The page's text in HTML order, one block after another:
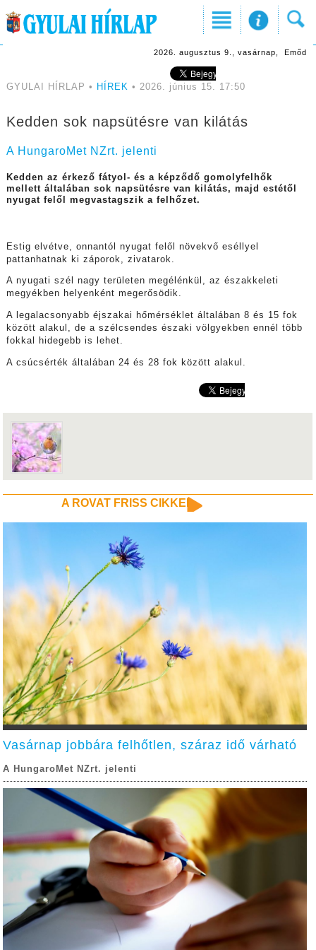
2026. augusztus 9., vasárnap, Emőd
GYULAI HÍRLAP • HÍREK • 2026. június 15. 17:50
Kedden sok napsütésre van kilátás
A HungaroMet NZrt. jelenti
Kedden az érkező fátyol- és a képződő gomolyfelhők
mellett általában sok napsütésre van kilátás, majd estétől
nyugat felől megvastagszik a felhőzet.
Estig elvétve, onnantól nyugat felől növekvő eséllyel
pattanhatnak ki záporok, zivatarok.
A nyugati szél nagy területen megélénkül, az északkeleti
megyékben helyenként megerősödik.
A legalacsonyabb éjszakai hőmérséklet általában 8 és 15 fok
között alakul, de a szélcsendes északi völgyekben ennél több
fokkal hidegebb is lehet.
A csúcsérték általában 24 és 28 fok között alakul.
A ROVAT FRISS CIKKEI
Vasárnap jobbára felhőtlen, száraz idő várható
A HungaroMet NZrt. jelenti